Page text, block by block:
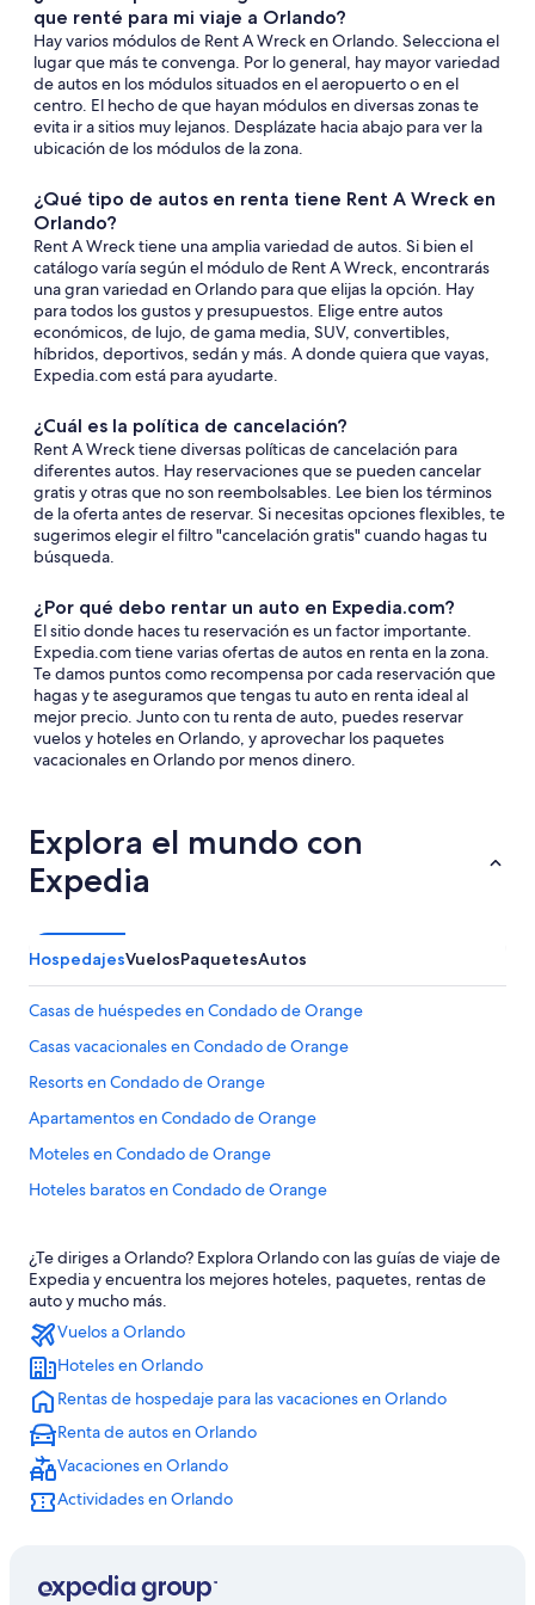
que renté para mi viaje a Orlando?
Hay varios módulos de Rent A Wreck en Orlando. Selecciona el
lugar que más te convenga. Por lo general, hay mayor variedad
de autos en los módulos situados en el aeropuerto o en el
centro. El hecho de que hayan módulos en diversas zonas te
evita ir a sitios muy lejanos. Desplázate hacia abajo para ver la
ubicación de los módulos de la zona.
¿Qué tipo de autos en renta tiene Rent A Wreck en
Orlando?
Rent A Wreck tiene una amplia variedad de autos. Si bien el
catálogo varía según el módulo de Rent A Wreck, encontrarás
una gran variedad en Orlando para que elijas la opción. Hay
para todos los gustos y presupuestos. Elige entre autos
económicos, de lujo, de gama media, SUV, convertibles,
híbridos, deportivos, sedán y más. A donde quiera que vayas,
Expedia.com está para ayudarte.
¿Cuál es la política de cancelación?
Rent A Wreck tiene diversas políticas de cancelación para
diferentes autos. Hay reservaciones que se pueden cancelar
gratis y otras que no son reembolsables. Lee bien los términos
de la oferta antes de reservar. Si necesitas opciones flexibles, te
sugerimos elegir el filtro "cancelación gratis" cuando hagas tu
búsqueda.
¿Por qué debo rentar un auto en Expedia.com?
El sitio donde haces tu reservación es un factor importante.
Expedia.com tiene varias ofertas de autos en renta en la zona.
Te damos puntos como recompensa por cada reservación que
hagas y te aseguramos que tengas tu auto en renta ideal al
mejor precio. Junto con tu renta de auto, puedes reservar
vuelos y hoteles en Orlando, y aprovechar los paquetes
vacacionales en Orlando por menos dinero.
Explora el mundo con
Expedia
HospedajesVuelosPaquetesAutos
Casas de huéspedes en Condado de Orange
Casas vacacionales en Condado de Orange
Resorts en Condado de Orange
Apartamentos en Condado de Orange
Moteles en Condado de Orange
Hoteles baratos en Condado de Orange
Hoteles cerca de Parque temático Universal Studios FloridaTM
Hoteles cerca de Resort de Walt Disney World®
Hoteles 5 estrellas en Centro de Orlando
Apart-Hoteles en Centro de Orlando
Diamond Resorts en Centro de Orlando
Hoteles con casino en Centro de Orlando
Hoteles de golf en Centro de Orlando
Hoteles con spa en Centro de Orlando
Hoteles de lujo en Centro de Orlando
¿Te diriges a Orlando? Explora Orlando con las guías de viaje de
Expedia y encuentra los mejores hoteles, paquetes, rentas de
auto y mucho más.
Vuelos a Orlando
Hoteles en Orlando
Rentas de hospedaje para las vacaciones en Orlando
Renta de autos en Orlando
Vacaciones en Orlando
Actividades en Orlando